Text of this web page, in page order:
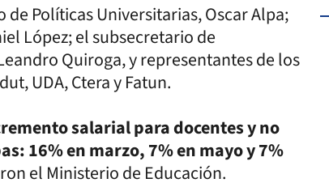
Políticas Universitarias, Oscar Alpa;
López; el subsecretario de
Quiroga, y representantes de los
UDA, Ctera y Fatun.
salarial para docentes y no
16% en marzo, 7% en mayo y 7%
el Ministerio de Educación.